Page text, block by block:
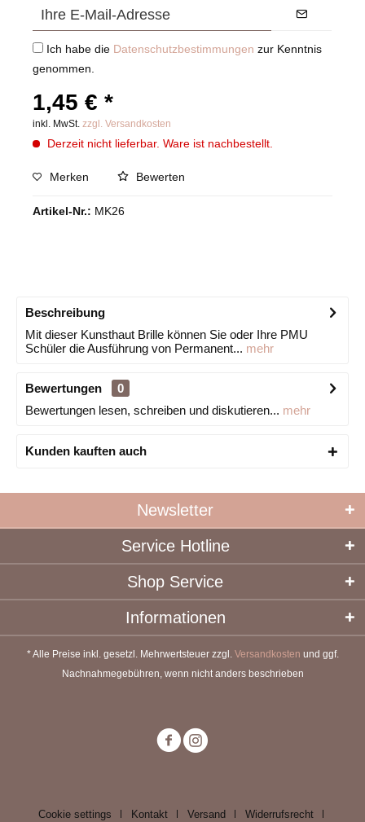
Ich habe die Datenschutzbestimmungen zur Kenntnis
genommen.
1,45 € *
inkl. MwSt. zzgl. Versandkosten
Derzeit nicht lieferbar. Ware ist nachbestellt.
Merken Bewerten
Artikel-Nr.: MK26
Beschreibung
Mit dieser Kunsthaut Brille können Sie oder Ihre PMU
Schüler die Ausführung von Permanent... mehr
Bewertungen
0
Bewertungen lesen, schreiben und diskutieren... mehr
Kunden kauften auch
Service Hotline
Shop Service
Informationen
Newsletter
* Alle Preise inkl. gesetzl. Mehrwertsteuer zzgl. Versandkosten und ggf.
Nachnahmegebühren, wenn nicht anders beschrieben
Cookie settings Kontakt Versand Widerrufsrecht